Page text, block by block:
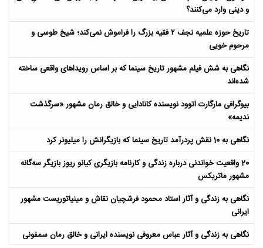
و دینی وارد می‌کنند؟
تاریخ حوزه علمیه نجف ۲ فقیه بزرگ را فراموش نمی‌کند؛ شیخ طوسی و
مرحوم خویی
نگاهی به شش فیلم مشهور تاریخ سینما که بر اساس رویداهای واقعی ساخته
شده‌اند
بیوگرافی مارگارت اتوود نویسنده کانادایی و خالق رمان مشهور «سرگذشت
ندیمه»
نگاهی به 10 نقش پردرآمد تاریخ سینما که بازیگرانش را میلیونر کرد
20 واقعیت خواندنی درباره زندگی و کارنامه بازیگری کیانو ریوز بازیگر سه‌گانه
مشهور ماتریکس
نگاهی به زندگی و آثار استاد محمود فرشچیان نقاش و مینیاتوریست مشهور
ایرانی
نگاهی به زندگی و آثار عباس معروفی نویسنده ایرانی و خالق رمان سمفونی